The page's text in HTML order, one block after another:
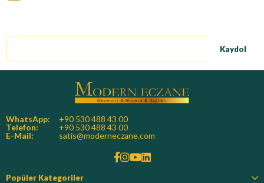
Kaydol
WhatsApp:
+90 530 488 43 00
Telefon:
+90 530 488 43 00
E-Mail:
satis@moderneczane.com
Popüler Kategoriler